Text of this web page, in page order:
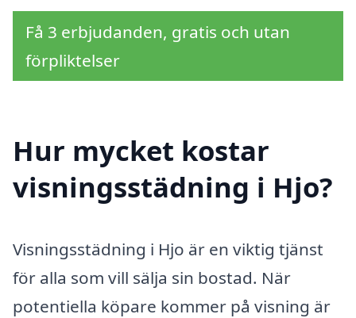
Få 3 erbjudanden, gratis och utan
förpliktelser
Hur mycket kostar
visningsstädning i Hjo?
Visningsstädning i Hjo är en viktig tjänst
för alla som vill sälja sin bostad. När
potentiella köpare kommer på visning är